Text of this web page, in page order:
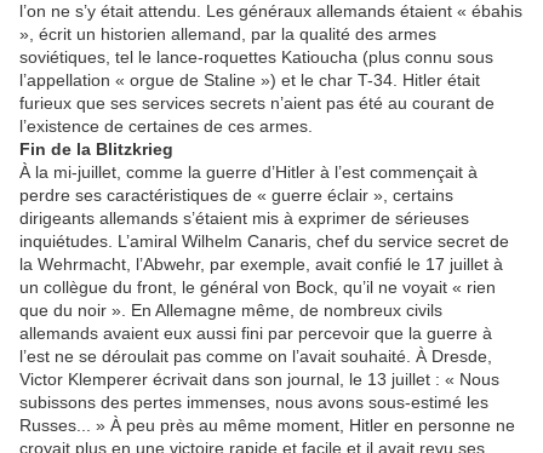
l’on ne s’y était attendu. Les généraux allemands étaient « ébahis
», écrit un historien allemand, par la qualité des armes
soviétiques, tel le lance-roquettes Katioucha (plus connu sous
l’appellation « orgue de Staline ») et le char T-34. Hitler était
furieux que ses services secrets n’aient pas été au courant de
l’existence de certaines de ces armes.
Fin de la Blitzkrieg
À la mi-juillet, comme la guerre d’Hitler à l’est commençait à
perdre ses caractéristiques de « guerre éclair », certains
dirigeants allemands s’étaient mis à exprimer de sérieuses
inquiétudes. L’amiral Wilhelm Canaris, chef du service secret de
la Wehrmacht, l’Abwehr, par exemple, avait confié le 17 juillet à
un collègue du front, le général von Bock, qu’il ne voyait « rien
que du noir ». En Allemagne même, de nombreux civils
allemands avaient eux aussi fini par percevoir que la guerre à
l’est ne se déroulait pas comme on l’avait souhaité. À Dresde,
Victor Klemperer écrivait dans son journal, le 13 juillet : « Nous
subissons des pertes immenses, nous avons sous-estimé les
Russes... » À peu près au même moment, Hitler en personne ne
croyait plus en une victoire rapide et facile et il avait revu ses